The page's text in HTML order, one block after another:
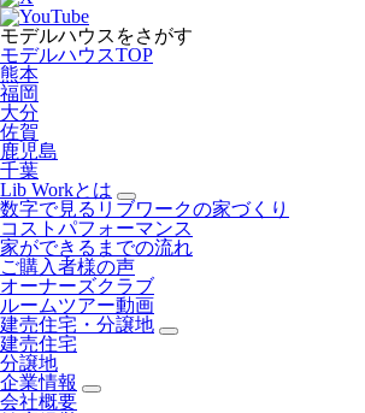
モデルハウスをさがす
モデルハウスTOP
熊本
福岡
大分
佐賀
鹿児島
千葉
Lib Workとは
数字で見るリブワークの家づくり
コストパフォーマンス
家ができるまでの流れ
ご購入者様の声
オーナーズクラブ
ルームツアー動画
建売住宅・分譲地
建売住宅
分譲地
企業情報
会社概要